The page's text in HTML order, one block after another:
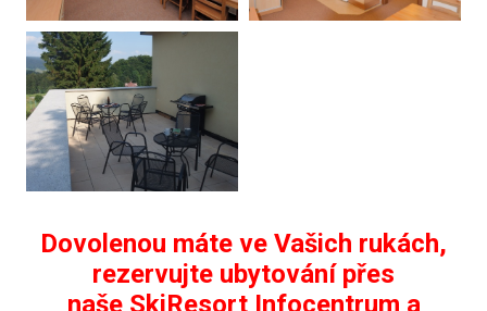
Dovolenou máte ve Vašich rukách,
rezervujte ubytování přes
naše SkiResort Infocentrum a